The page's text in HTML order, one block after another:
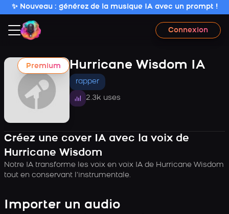
✨ Nouveau : générez de la musique IA avec un prompt !
Connexion
Premium Hurricane Wisdom IA
rapper
2.3k uses
Créez une cover IA avec la voix de
Hurricane Wisdom
Notre IA transforme les voix en voix IA de Hurricane Wisdom
tout en conservant l’instrumentale.
Importer un audio